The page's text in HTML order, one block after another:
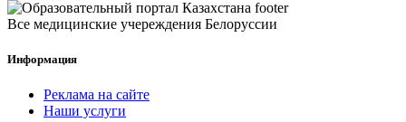
Все медицинские учереждения Белоруссии
Информация
Реклама на сайте
Наши услуги